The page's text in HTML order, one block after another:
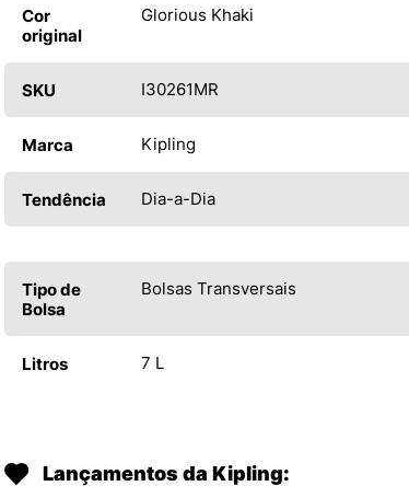
Cor
original
Glorious Khaki
SKU I30261MR
Marca Kipling
Tendência Dia-a-Dia
Tipo de
Bolsa
Bolsas Transversais
Litros 7 L
Lançamentos da Kipling: